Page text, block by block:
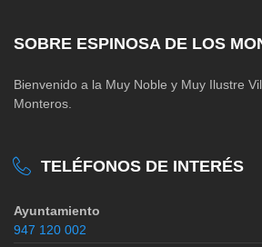
SOBRE ESPINOSA DE LOS
Bienvenido a la Muy Noble y Muy Ilustre
Monteros.
TELÉFONOS DE INTERÉS
Ayuntamiento
947 120 002